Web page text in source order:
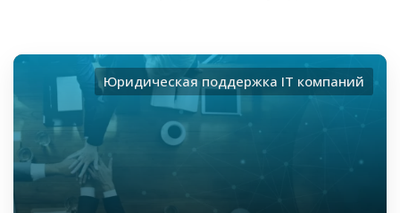
Юридическая поддержка ІТ компаний